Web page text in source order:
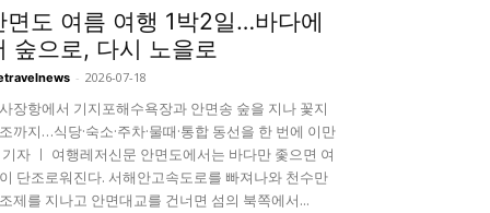
면도 여름 여행 1박2일…바다에
숲으로, 다시 노을로
- 2026-07-18
장항에서 기지포해수욕장과 안면송 숲을 지나 꽃지
까지…식당·숙소·주차·물때·통합 동선을 한 번에 이만
자 ㅣ 여행레저신문 안면도에서는 바다만 좇으면 여
단조로워진다. 서해안고속도로를 빠져나와 천수만
제를 지나고 안면대교를 건너면 섬의 북쪽에서...